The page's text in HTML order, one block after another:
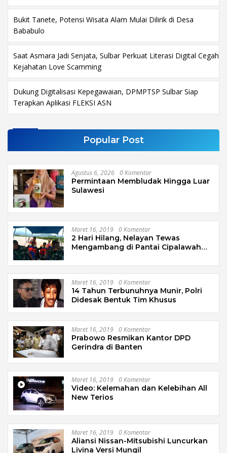
Bukit Tanete, Potensi Wisata Alam Mulai Dilirik di Desa
Bababulo
Saat Asmara Jadi Senjata, Sulbar Perkuat Literasi Digital Cegah
Kejahatan Love Scamming
Dukung Digitalisasi Kepegawaian, DPMPTSP Sulbar Siap
Terapkan Aplikasi FLEKSI ASN
Popular Post
Agustus 6, 2026 0 Komentar
Permintaan Membludak Hingga Luar
Sulawesi
Maret 16, 2019 0 Komentar
2 Hari Hilang, Nelayan Tewas
Mengambang di Pantai Cipalawah
Maret 16, 2019 0 Komentar
14 Tahun Terbunuhnya Munir, Polri
Didesak Bentuk Tim Khusus
Maret 16, 2019 0 Komentar
Prabowo Resmikan Kantor DPD
Gerindra di Banten
Maret 16, 2019 0 Komentar
Video: Kelemahan dan Kelebihan All
New Terios
Maret 16, 2019 0 Komentar
Aliansi Nissan-Mitsubishi Luncurkan
Livina Versi Mungil